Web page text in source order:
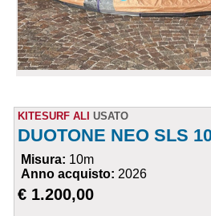
KITESURF ALI USATO
DUOTONE NEO SLS
Misura: 10m
Anno acquisto: 2026
€ 1.200,00